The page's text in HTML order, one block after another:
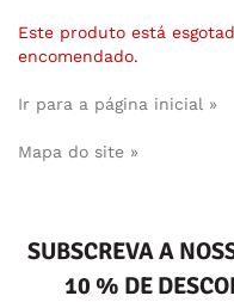
Este produto está
encomendado.
Ir para a página inicial »
Mapa do site »
SUBSCREVA A
10 % DE